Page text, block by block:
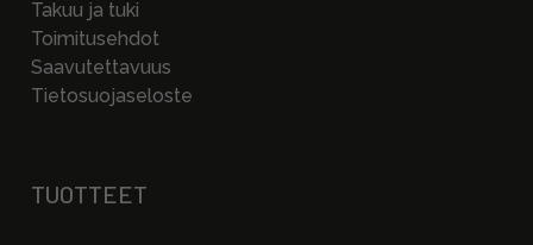
Takuu ja tuki
Toimitusehdot
Saavutettavuus
Tietosuojaseloste
TUOTTEET